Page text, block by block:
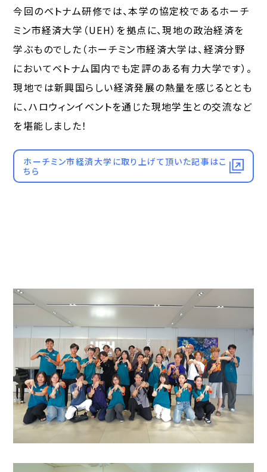
今回のベトナム研修では、本学の協定校であるホーチ
ミン市経済大学（UEH）を拠点に、現地の政治経済を
学ぶものでした（ホーチミン市経済大学は、経済分野
においてベトナム国内でも定評のある有力大学です）。
現地では新興国らしい経済発展の熱量を感じるととも
に、ハロウィンイベントを通じた現地学生との交流など
を堪能しました！
ホーチミン市経済大学に取り上げて頂いた記事はこ
ちら